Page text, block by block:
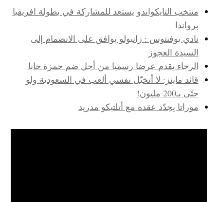
منتخب التايكواندو يستعد للمشاركة في بطولة افريقيا
برواندا
نادي يوفنتوس : زانيولو يوافق على الانضمام إلى
السيدة العجوز
الرجاء يقدم عرضا رسميا من أجل ضم حمزة خابا
قائد ماينز: لا أتخيّل نفسي ألعب في السعودية ولو
حتّى بـ200 مليون!
موراتا يجدّد عقده مع أتلتيكو مدريد